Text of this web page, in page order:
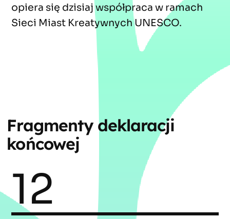
opiera się dzisiaj współpraca w ramach
Sieci Miast Kreatywnych UNESCO.
Fragmenty deklaracji
końcowej
12